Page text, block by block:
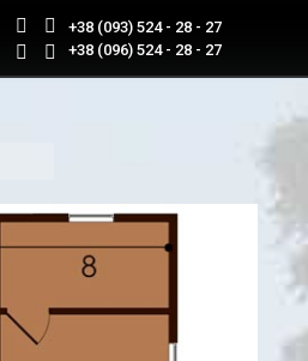
+38 (093) 524 - 28 - 27
+38 (096) 524 - 28 - 27